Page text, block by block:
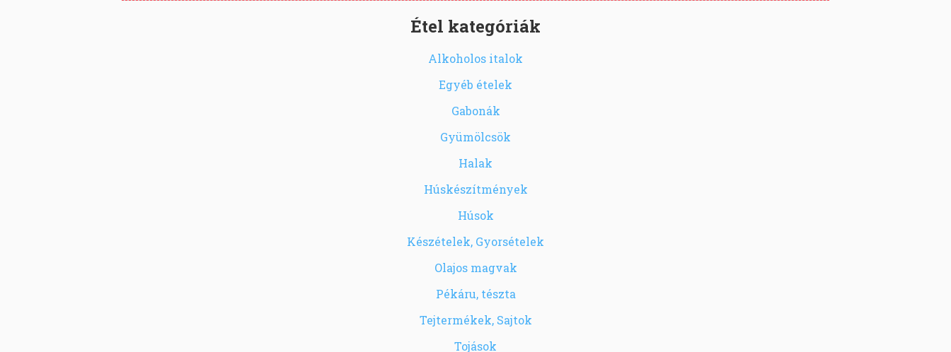
Étel kategóriák
Alkoholos italok
Egyéb ételek
Gabonák
Gyümölcsök
Halak
Húskészítmények
Húsok
Készételek, Gyorsételek
Olajos magvak
Pékáru, tészta
Tejtermékek, Sajtok
Tojások